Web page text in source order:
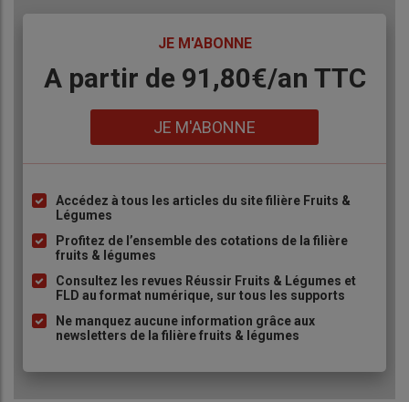
JE M'ABONNE
Body
A partir de 91,80€/an​ TTC
JE M'ABONNE
Liste
puce
Accédez à tous les articles du site filière Fruits &
Légumes
Profitez de l’ensemble des cotations de la filière
fruits & légumes
Consultez les revues Réussir Fruits & Légumes et
FLD au format numérique, sur tous les supports
Ne manquez aucune information grâce aux
newsletters de la filière fruits & légumes